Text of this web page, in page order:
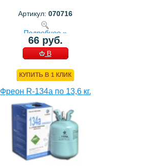
Артикул: 070716
Подробнее »
66 руб.
В
КУПИТЬ В 1 КЛИК
Фреон R-134a по 13,6 кг.